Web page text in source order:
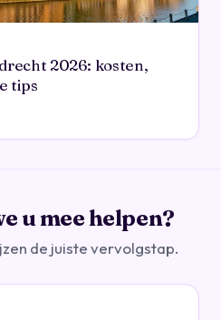
2026: kosten,
tips
u mee helpen?
de juiste vervolgstap.